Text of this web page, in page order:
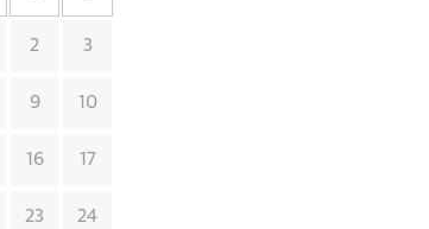
2 3
9 10
16 17
23 24